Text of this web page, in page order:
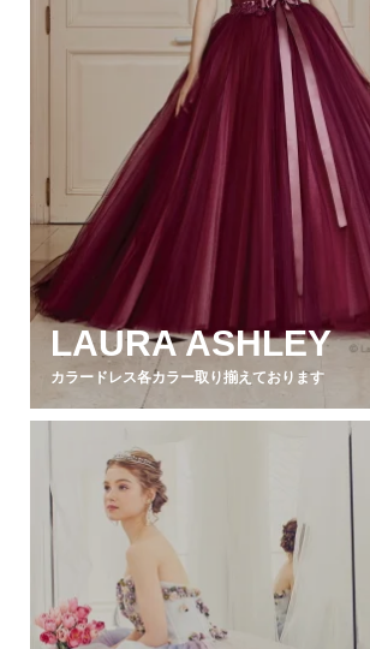
LAURA ASHLEY
カラードレス各カラー取り揃えております